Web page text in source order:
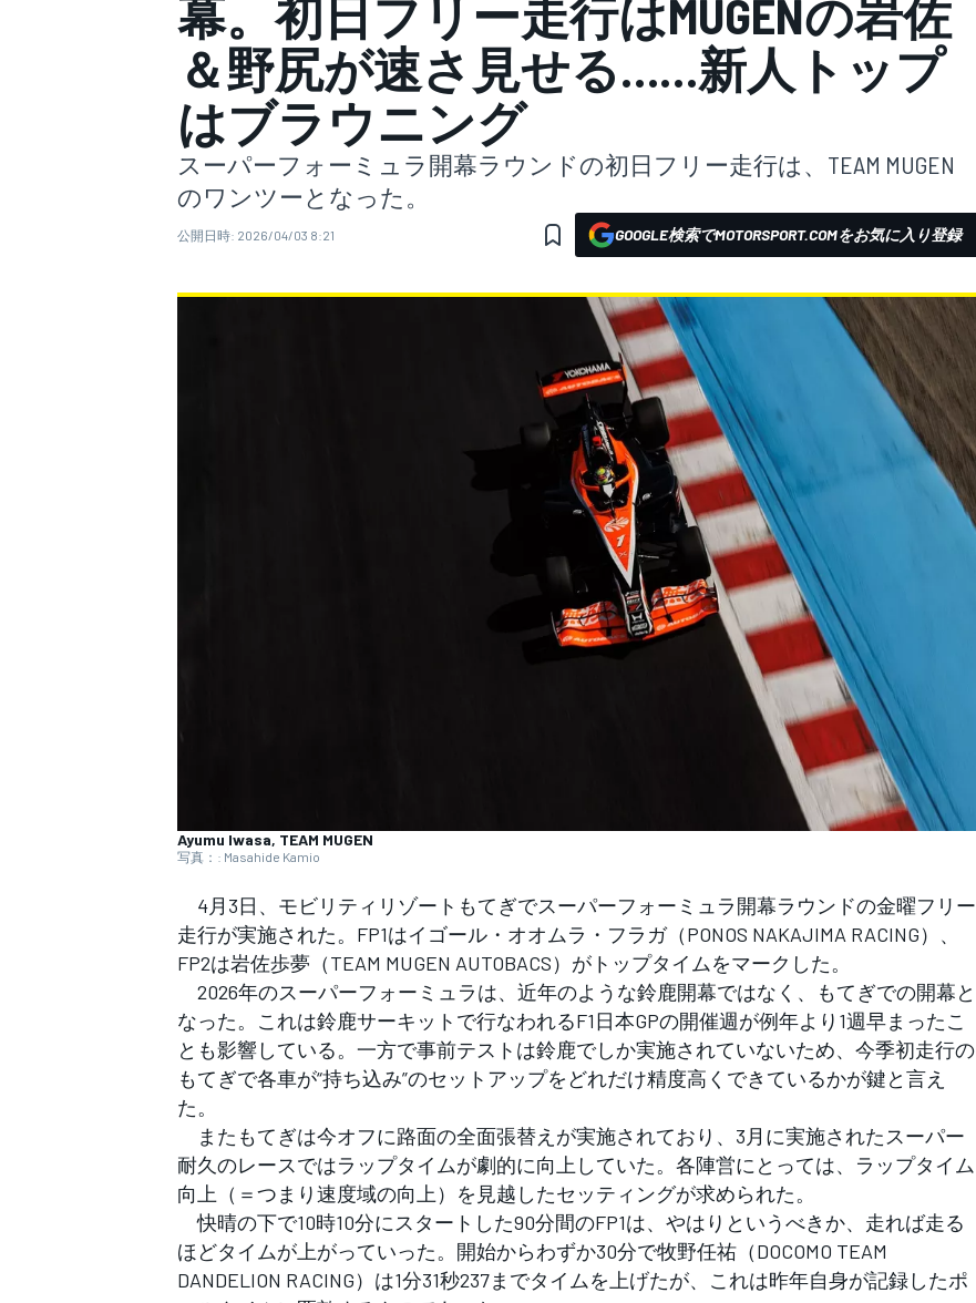
スーパーフォーミュラ
スーパーGT
フォーミュラE
幕。初日フリー走行はMUGENの岩佐
＆野尻が速さ見せる……新人トップ
はブラウニング
スーパーフォーミュラ開幕ラウンドの初日フリー走行は、TEAM MUGEN
のワンツーとなった。
公開日時: 2026/04/03 8:21 GOOGLE検索でMOTORSPORT.COMをお気に入り登録
Ayumu Iwasa, TEAM MUGEN
写真：: Masahide Kamio
4月3日、モビリティリゾートもてぎでスーパーフォーミュラ開幕ラウンドの金曜フリー
走行が実施された。FP1はイゴール・オオムラ・フラガ（PONOS NAKAJIMA RACING）、
FP2は岩佐歩夢（TEAM MUGEN AUTOBACS）がトップタイムをマークした。
2026年のスーパーフォーミュラは、近年のような鈴鹿開幕ではなく、もてぎでの開幕と
なった。これは鈴鹿サーキットで行なわれるF1日本GPの開催週が例年より1週早まったこ
とも影響している。一方で事前テストは鈴鹿でしか実施されていないため、今季初走行の
もてぎで各車が“持ち込み”のセットアップをどれだけ精度高くできているかが鍵と言え
た。
またもてぎは今オフに路面の全面張替えが実施されており、3月に実施されたスーパー
耐久のレースではラップタイムが劇的に向上していた。各陣営にとっては、ラップタイム
向上（＝つまり速度域の向上）を見越したセッティングが求められた。
快晴の下で10時10分にスタートした90分間のFP1は、やはりというべきか、走れば走る
ほどタイムが上がっていった。開始からわずか30分で牧野任祐（DOCOMO TEAM
DANDELION RACING）は1分31秒237までタイムを上げたが、これは昨年自身が記録したポ